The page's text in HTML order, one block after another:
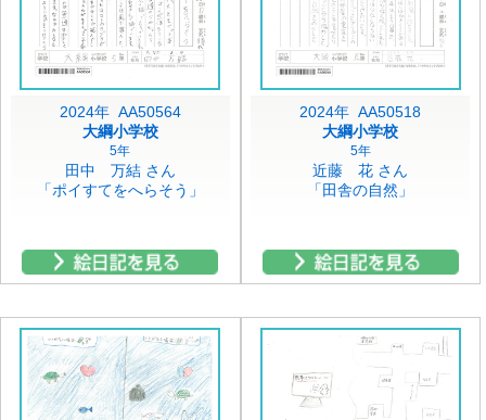
2024年 AA50564
大綱小学校
5年
田中 万結 さん
「ポイすてをへらそう」
2024年 AA50518
大綱小学校
5年
近藤 花 さん
「田舎の自然」